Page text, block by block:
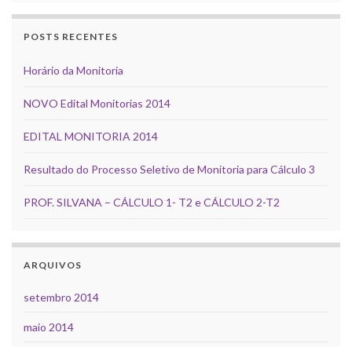
POSTS RECENTES
Horário da Monitoria
NOVO Edital Monitorias 2014
EDITAL MONITORIA 2014
Resultado do Processo Seletivo de Monitoria para Cálculo 3
PROF. SILVANA – CÁLCULO 1- T2 e CÁLCULO 2-T2
ARQUIVOS
setembro 2014
maio 2014